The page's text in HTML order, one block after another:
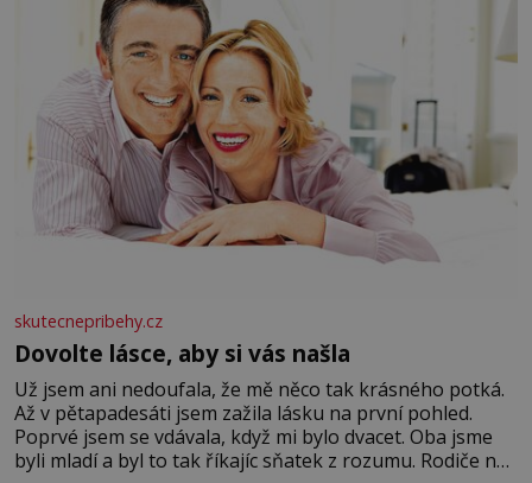
skutecnepribehy.cz
Dovolte lásce, aby si vás našla
Už jsem ani nedoufala, že mě něco tak krásného potká.
Až v pětapadesáti jsem zažila lásku na první pohled.
Poprvé jsem se vdávala, když mi bylo dvacet. Oba jsme
byli mladí a byl to tak říkajíc sňatek z rozumu. Rodiče nás